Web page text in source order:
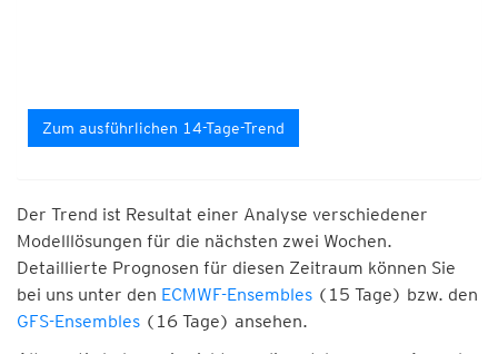
Zum ausführlichen 14-Tage-Trend
Der Trend ist Resultat einer Analyse verschiedener
Modelllösungen für die nächsten zwei Wochen.
Detaillierte Prognosen für diesen Zeitraum können Sie
bei uns unter den ECMWF-Ensembles (15 Tage) bzw. den
GFS-Ensembles (16 Tage) ansehen.